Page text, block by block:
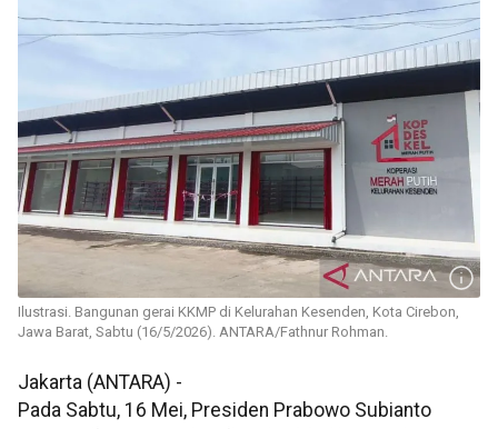
Ilustrasi. Bangunan gerai KKMP di Kelurahan Kesenden, Kota Cirebon,
Jawa Barat, Sabtu (16/5/2026). ANTARA/Fathnur Rohman.
Jakarta (ANTARA) -
Pada Sabtu, 16 Mei, Presiden Prabowo Subianto